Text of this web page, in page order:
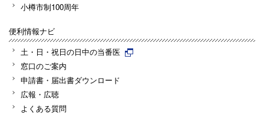
小樽市制100周年
便利情報ナビ
土・日・祝日の日中の当番医
窓口のご案内
申請書・届出書ダウンロード
広報・広聴
よくある質問